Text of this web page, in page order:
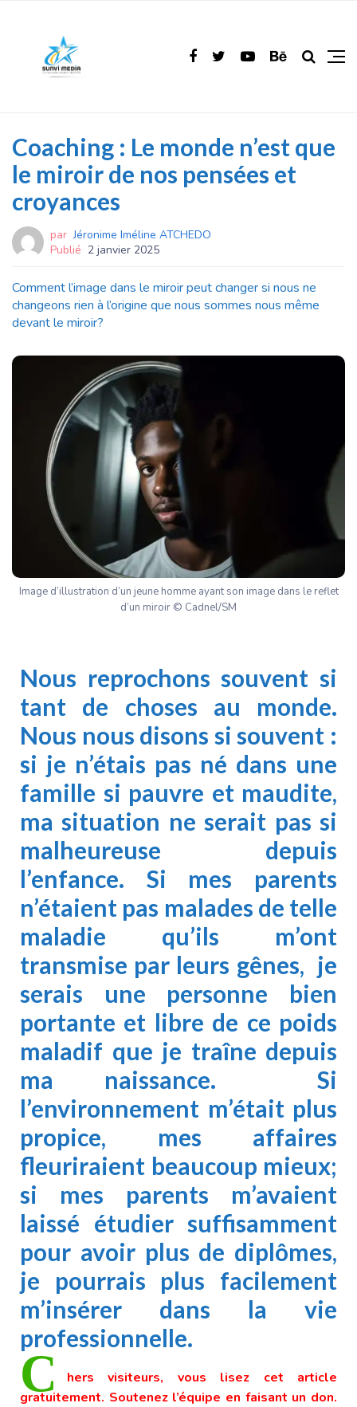
Coaching : Le monde n’est que
le miroir de nos pensées et
croyances
par Jéronime Iméline ATCHEDO
Publié 2 janvier 2025
Comment l’image dans le miroir peut changer si nous ne
changeons rien à l’origine que nous sommes nous même
devant le miroir?
Image d’illustration d’un jeune homme ayant son image dans le reflet
d’un miroir © Cadnel/SM
Nous reprochons souvent si
tant de choses au monde.
Nous nous disons si souvent :
si je n’étais pas né dans une
famille si pauvre et maudite,
ma situation ne serait pas si
malheureuse depuis
l’enfance. Si mes parents
n’étaient pas malades de telle
maladie qu’ils m’ont
transmise par leurs gênes, je
serais une personne bien
portante et libre de ce poids
maladif que je traîne depuis
ma naissance. Si
l’environnement m’était plus
propice, mes affaires
fleuriraient beaucoup mieux;
si mes parents m’avaient
laissé étudier suffisamment
pour avoir plus de diplômes,
je pourrais plus facilement
m’insérer dans la vie
professionnelle.
C
hers visiteurs, vous lisez cet article
gratuitement. Soutenez l’équipe en faisant un don.